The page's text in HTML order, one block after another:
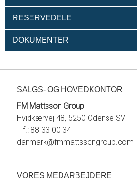
RESERVEDELE
DOKUMENTER
SALGS- OG HOVEDKONTOR
FM Mattsson Group
Hvidkærvej 48, 5250 Odense SV
Tlf.: 88 33 00 34
danmark@fmmattssongroup.com
VORES MEDARBEJDERE